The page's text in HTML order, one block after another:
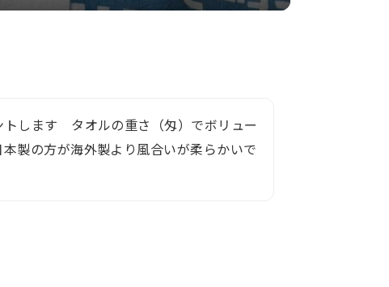
します タオルの重さ（匁）でボリュー
製の方が海外製より風合いが柔らかいで